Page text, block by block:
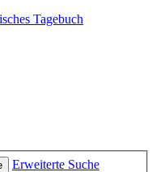
Tagebuch
Erweiterte Suche